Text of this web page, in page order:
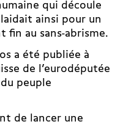
qui découle
ainsi pour un
fin au sans-abrisme.
a été publiée à
de l’eurodéputée
peuple
de lancer une